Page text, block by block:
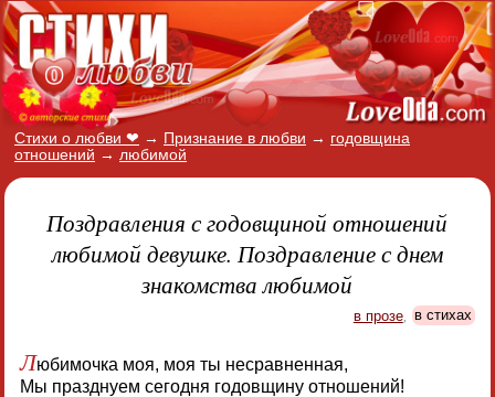
Стихи о любви ❤ → Признание в любви → годовщина
отношений → любимой
Поздравления с годовщиной отношений
любимой девушке. Поздравление с днем
знакомства любимой
в прозе, в стихах
Любимочка моя, моя ты несравненная,
Мы празднуем сегодня годовщину отношений!